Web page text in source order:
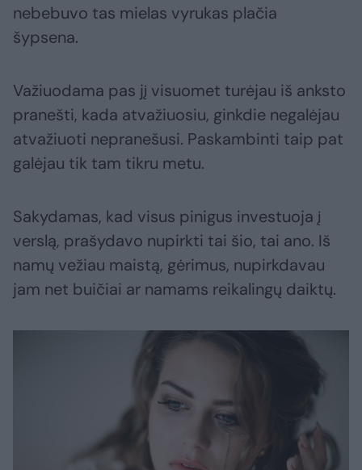
nebebuvo tas mielas vyrukas plačia
šypsena.
Važiuodama pas jį visuomet turėjau iš anksto
pranešti, kada atvažiuosiu, ginkdie negalėjau
atvažiuoti nepranešusi. Paskambinti taip pat
galėjau tik tam tikru metu.
Sakydamas, kad visus pinigus investuoja į
verslą, prašydavo nupirkti tai šio, tai ano. Iš
namų vežiau maistą, gėrimus, nupirkdavau
jam net buičiai ar namams reikalingų daiktų.